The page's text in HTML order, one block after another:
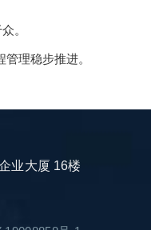
。
理稳步推进。
业大厦 16楼